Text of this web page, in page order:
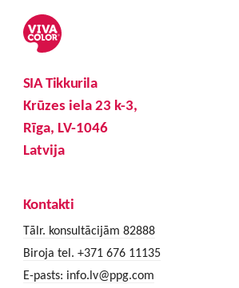
SIA Tikkurila
Krūzes iela 23 k-3,
Rīga, LV-1046
Latvija
Kontakti
Tālr. konsultācijām 82888
Biroja tel. +371 676 11135
E-pasts: info.lv@ppg.com